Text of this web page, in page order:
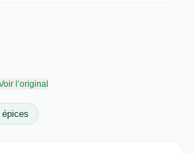
l’original
épices